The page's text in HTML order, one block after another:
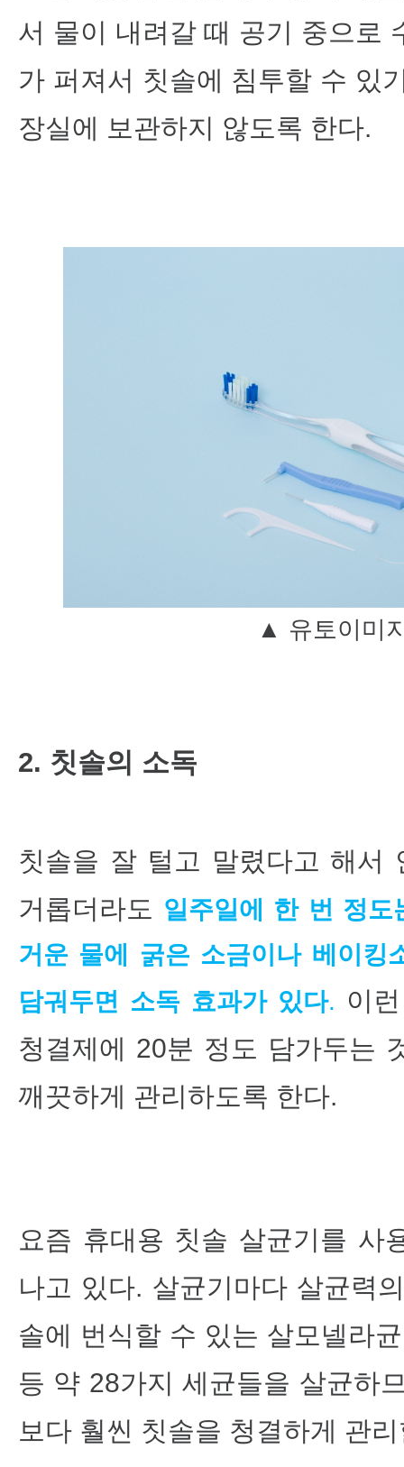
서 물이 내려갈 때 공기 중으로
가 퍼져서 칫솔에 침투할 수 있
장실에 보관하지 않도록 한다.
▲ 유토이미
2. 칫솔의 소독
칫솔을 잘 털고 말렸다고 해서
거롭더라도 일주일에 한 번 정
거운 물에 굵은 소금이나 베이킹
담궈두면 소독 효과가 있다. 이
청결제에 20분 정도 담가두는
깨끗하게 관리하도록 한다.
요즘 휴대용 칫솔 살균기를 사
나고 있다. 살균기마다 살균력
솔에 번식할 수 있는 살모넬라
등 약 28가지 세균들을 살균하
보다 훨씬 칫솔을 청결하게 관